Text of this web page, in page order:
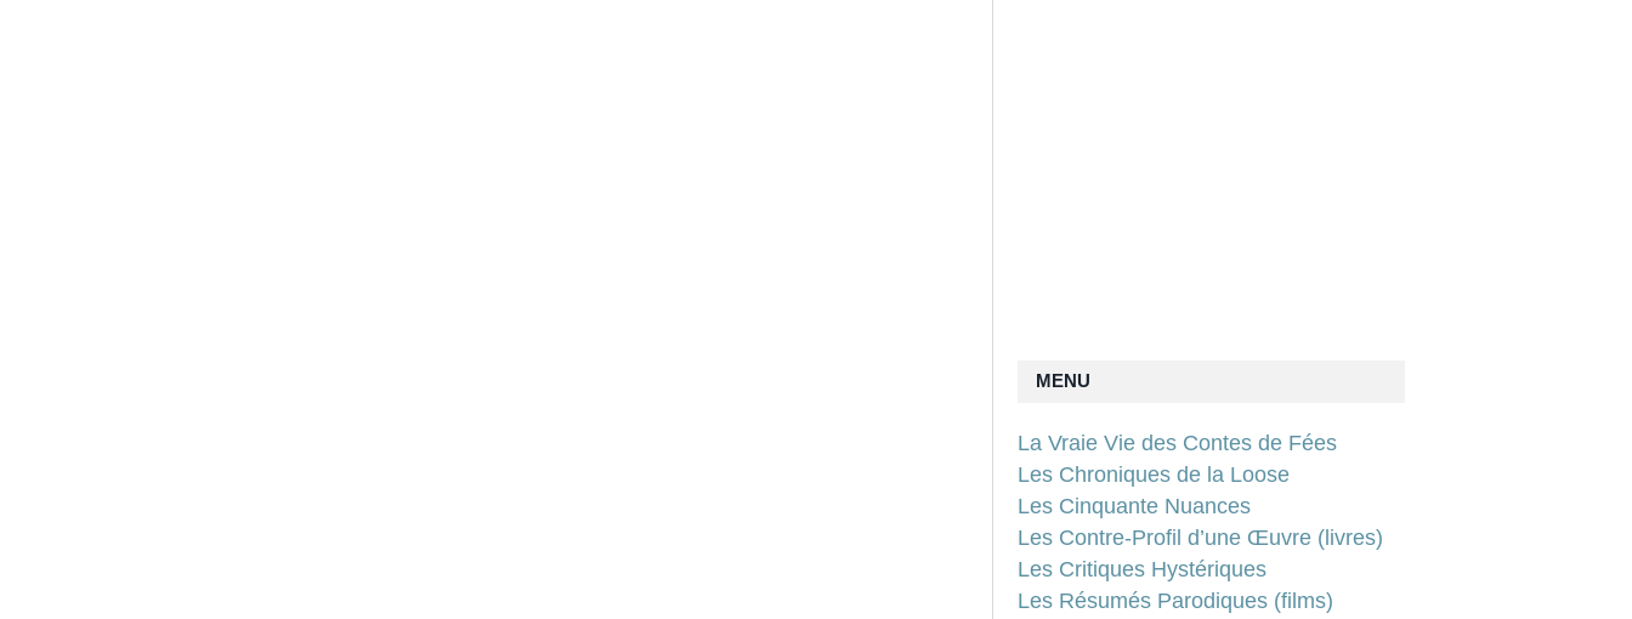
MENU
La Vraie Vie des Contes de Fées
Les Chroniques de la Loose
Les Cinquante Nuances
Les Contre-Profil d’une Œuvre (livres)
Les Critiques Hystériques
Les Résumés Parodiques (films)